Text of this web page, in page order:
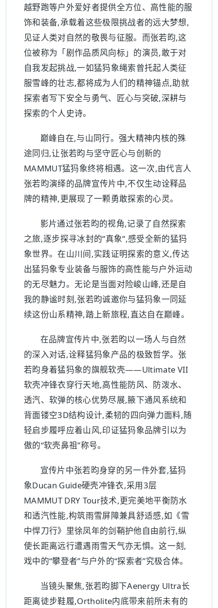
越野跑等户外爱好者提供全方位、高性能的服
饰和装备,承载着这些极限挑战者的远大梦想,
见证人类对自然的敬畏与征服。而张若昀,这
位被称为「剧作品质风向标」的演员,敢于对
自我发起挑战,一如猛犸象绳索曾托起人类征
服雪峰的壮志,都将成为人们的精神锚点,助就
探索者写下安全与勇气、匠心与突破,深耕与
探索的个人史诗。
巅峰自在,与山同行。强大精神内核的殊
途同归,让张若昀与坚守匠心与创新的
MAMMUT猛犸象终将相遇。这一次,由代言人
张若昀演绎的品牌宣传片中,不仅生动诠释品
牌的精神,更展现了一颗勇敢探索的心灵。
影片通过张若昀的视角,记录了自然探索
之旅,逐步探寻冰封的“真象“,感受全新的猛犸
象世界。在山川间,实践证明探索的意义,传达
出猛犸象专业装备与服饰的高性能与户外运动
的无尽魅力。无论是当面对险峻山峰,还是自
我的静谧时刻,张若昀诚邀你与猛犸象一同延
续这份山系精神,踏上新旅程,直达自在巅峰。
在品牌宣传片中,张若昀以一场人与自然
的深入对话,诠释猛犸象产品的极致哲学。张
若昀身着猛犸象的旗舰软壳——Ultimate VII
软壳冲锋衣穿行天地,高性能防风、防泼水、
透汽、软弹的核心优势尽展,腋下通风系统和
背面镂空3D结构设计,柔韧的四向弹力面料,随
轻启步履呼应着山风,印证猛犸象品牌引以为
傲的“软壳鼻祖”称号。
宣传片中张若昀身穿的另一件外套,猛犸
象Ducan Guide硬壳冲锋衣,采用3层
MAMMUT DRY Tour技术,更完美地平衡防水
和透汽性能,构筑雨雪屏障兼具舒适感,如《雪
中悍刀行》里徐凤年的剑鞘护他自由前行,纵
使长距离远行遭遇雨雪天气亦无惧。这一刻,
戏中的“攀登者”与户外的“探索者”究极合体。
当镜头聚焦,张若昀脚下Aenergy Ultra长
距离徒步鞋履,Ortholite内底带来前所未有的